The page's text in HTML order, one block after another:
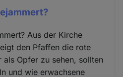
Aus der Kirche
den Pfaffen die rote
als Opfer zu sehen, sollten
und wie erwachsene